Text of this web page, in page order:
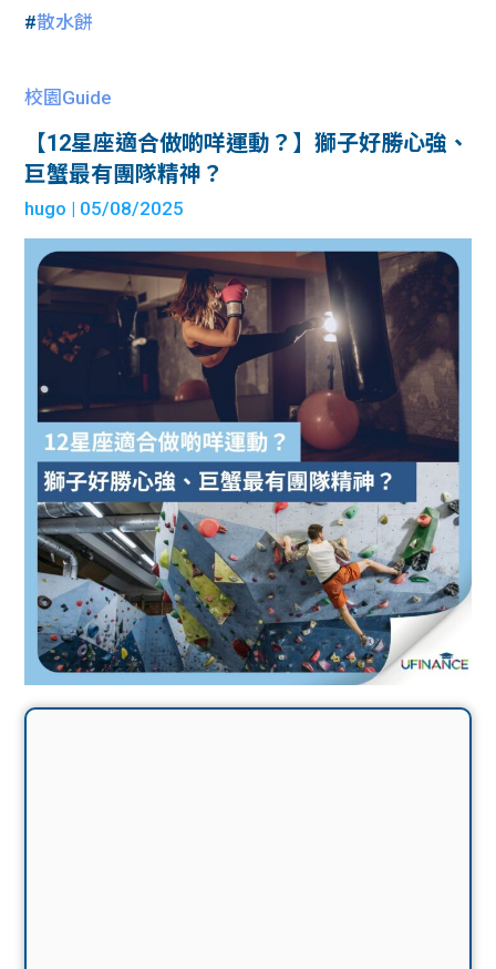
#散水餅
校園Guide
【12星座適合做啲咩運動？】獅子好勝心強、
巨蟹最有團隊精神？
hugo | 05/08/2025